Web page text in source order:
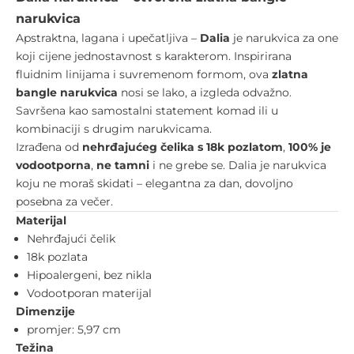
narukvica
Apstraktna, lagana i upečatljiva – Dalia je narukvica za one
koji cijene jednostavnost s karakterom. Inspirirana
fluidnim linijama i suvremenom formom, ova zlatna
bangle narukvica nosi se lako, a izgleda odvažno.
Savršena kao samostalni statement komad ili u
kombinaciji s drugim narukvicama.
Izrađena od nehrđajućeg čelika s 18k pozlatom, 100% je
vodootporna, ne tamni i ne grebe se. Dalia je narukvica
koju ne moraš skidati – elegantna za dan, dovoljno
posebna za večer.
Materijal
Nehrđajući čelik
18k pozlata
Hipoalergeni, bez nikla
Vodootporan materijal
Dimenzije
promjer: 5,97 cm
Težina